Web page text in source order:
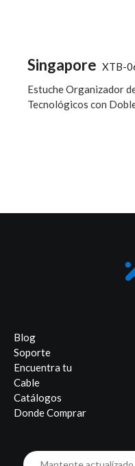
Singapore XTB-
Estuche Organizador
Tecnológicos con
Blog
Soporte
Encuentra tu
Cable
Catálogos
Donde Comprar